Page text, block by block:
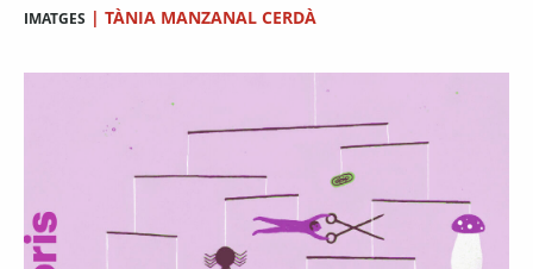
IMATGES | TÀNIA MANZANAL CERDÀ